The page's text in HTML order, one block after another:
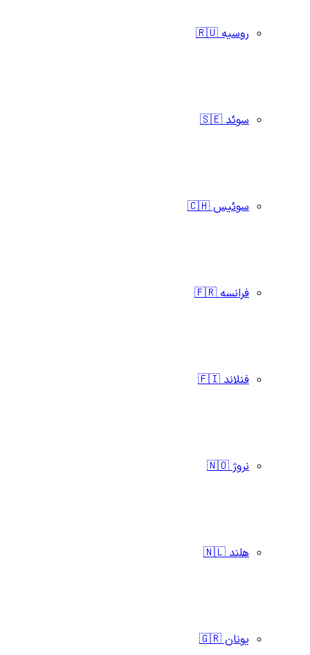
روسیه 🇷🇺
سوئد 🇸🇪
سوئیس 🇨🇭
فرانسه 🇫🇷
فنلاند 🇫🇮
نروژ 🇳🇴
هلند 🇳🇱
یونان 🇬🇷